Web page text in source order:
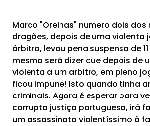
Marco "Orelhas" numero dois dos
dragões, depois de uma violenta
árbitro, levou pena suspensa de
mesmo será dizer que depois de
violenta a um arbitro, em pleno
ficou impune! Isto quando tinha
criminais. Agora é esperar para
corrupta justiça portuguesa, irá
um assassinato violentíssimo à